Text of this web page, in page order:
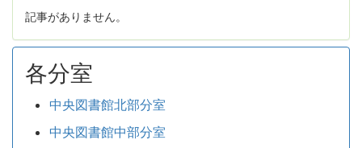
記事がありません。
各分室
中央図書館北部分室
中央図書館中部分室